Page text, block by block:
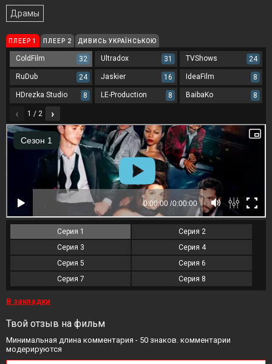
Драмы
ПЛЕЕР 1 ПЛЕЕР 2 ДИВИСЬ УКРАЇНСЬКОЮ
ColdFilm 32 Ultradox 31 TVShows 24
RuDub 24 Jaskier 16 IdeaFilm 8
HDrezka Studio 8 LE-Production 8 BaibaKo 8
‹ 1 / 2 ›
Серия 1
Серия 2
Серия 3
Серия 4
Серия 5
Серия 6
Серия 7
Серия 8
В закладки
Твой отзыв на фильм
Минимальная длина комментария - 50 знаков. комментарии
модерируются